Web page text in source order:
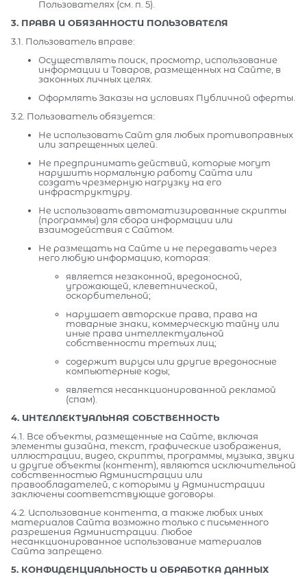
Пользователях (см. п. 5).
3. ПРАВА И ОБЯЗАННОСТИ ПОЛЬЗОВАТЕЛЯ
3.1. Пользователь вправе:
Осуществлять поиск, просмотр, использование
информации и Товаров, размещенных на Сайте, в
законных личных целях.
Оформлять Заказы на условиях Публичной оферты.
3.2. Пользователь обязуется:
Не использовать Сайт для любых противоправных
или запрещенных целей.
Не предпринимать действий, которые могут
нарушить нормальную работу Сайта или
создать чрезмерную нагрузку на его
инфраструктуру.
Не использовать автоматизированные скрипты
(программы) для сбора информации или
взаимодействия с Сайтом.
Не размещать на Сайте и не передавать через
него любую информацию, которая:
является незаконной, вредоносной,
угрожающей, клеветнической,
оскорбительной;
нарушает авторские права, права на
товарные знаки, коммерческую тайну или
иные права интеллектуальной
собственности третьих лиц;
содержит вирусы или другие вредоносные
компьютерные коды;
является несанкционированной рекламой
(спам).
4. ИНТЕЛЛЕКТУАЛЬНАЯ СОБСТВЕННОСТЬ
4.1. Все объекты, размещенные на Сайте, включая
элементы дизайна, текст, графические изображения,
иллюстрации, видео, скрипты, программы, музыка, звуки
и другие объекты (контент), являются исключительной
собственностью Администрации или
правообладателей, с которыми у Администрации
заключены соответствующие договоры.
4.2. Использование контента, а также любых иных
материалов Сайта возможно только с письменного
разрешения Администрации. Любое
несанкционированное использование материалов
Сайта запрещено.
5. КОНФИДЕНЦИАЛЬНОСТЬ И ОБРАБОТКА ДАННЫХ